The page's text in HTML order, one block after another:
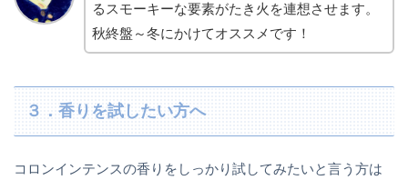
るスモーキーな要素がたき火を連想させます。
秋終盤～冬にかけてオススメです！
３．香りを試したい方へ
コロンインテンスの香りをしっかり試してみたいと言う方は